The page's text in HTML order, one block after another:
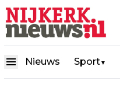
Nieuws Sport▼